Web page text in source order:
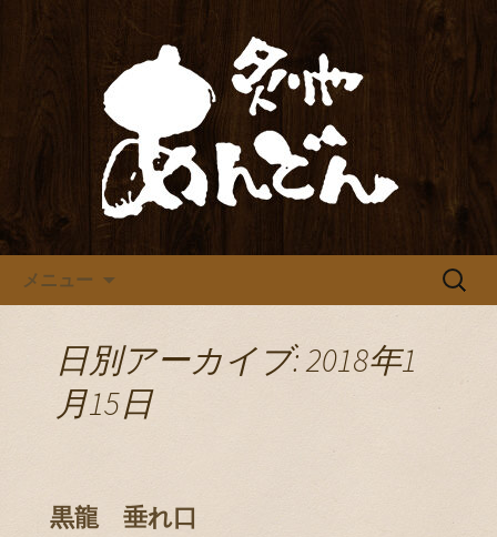
炙りや あんどん
メニュー
検
日別アーカイブ: 2018年1
月15日
黒龍 垂れ口